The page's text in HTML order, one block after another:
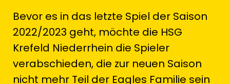
Bevor es in das letzte Spiel der Saison
2022/2023 geht, möchte die HSG
Krefeld Niederrhein die Spieler
verabschieden, die zur neuen Saison
nicht mehr Teil der Eagles Familie sein